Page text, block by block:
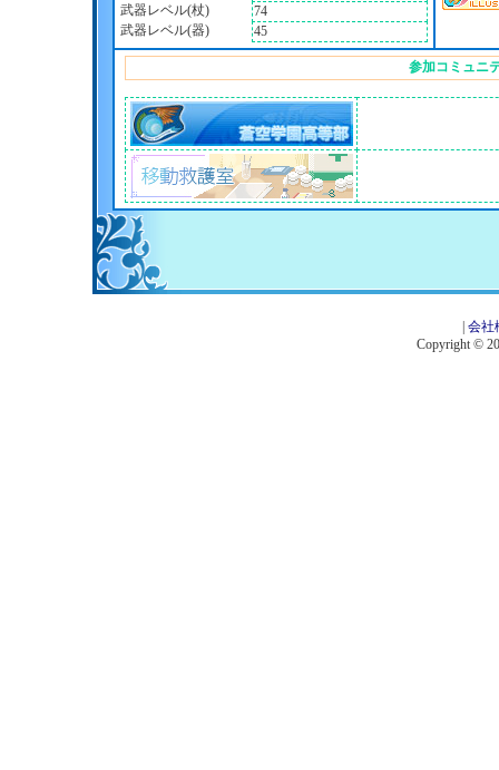
武器レベル(杖)
74
武器レベル(器)
45
参加コミュニ
会社
Copyright ©